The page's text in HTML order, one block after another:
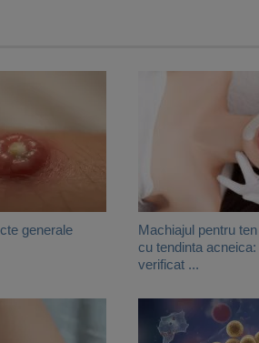
generale
Machiajul pentru
cu tendinta
verificat ...